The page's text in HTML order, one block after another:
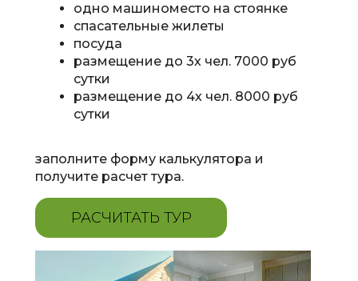
одно машиноместо на стоянке
спасательные жилеты
посуда
размещение до 3х чел. 7000 руб
сутки
размещение до 4х чел. 8000 руб
сутки
заполните форму калькулятора и
получите расчет тура.
РАСЧИТАТЬ ТУР